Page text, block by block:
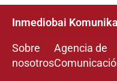
Inmediobai
Sobre
nosotros
Agencia de